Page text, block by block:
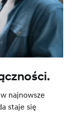
najnowsze
staje się